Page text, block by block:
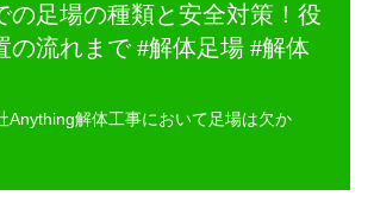
の足場の種類と安全対策！役
の流れまで #解体足場 #解体